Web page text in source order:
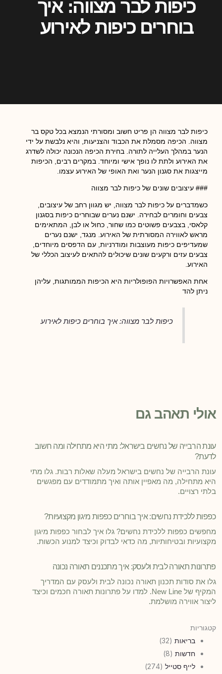
כיפות לבר מצווה: איך
בוחרים כיפות לאירוע
כיפות לבר מצווה הן פריט חשוב ומסורתי הנמצא בכל טקס בר
מצווה. הכיפה מסמלת את הכבוד והצניעות, והיא נלבשת על ידי
הנער במהלך העלייה לתורה. בחירת הכיפה הנכונה יכולה לשדרג
את האירוע ולתת לו נופך אישי ומיוחד. במקרים רבים, הכיפות
מייצגות את סגנון הנער ואת האופי של האירוע עצמו.
### עיצובים שונים של כיפות לבר מצווה
כשמדברים על כיפות לבר מצווה, יש מגוון רחב של עיצובים,
צבעים וחומרים לבחירה. ישנם נערים שבוחרים כיפות בסגנון
קלאסי, בצבעים פשוטים כמו שחור, כחול או לבן, המתאימים
מראש לאווירה המסורתית של האירוע. מנגד, ישנם נערים
שמעדיפים כיפות מעוצבות ומודרניות, עם הדפסים מיוחדים,
צבעים עזים ורקעים שונים שיכולים להתאים לעיצוב הכללי של
האירוע.
אחת האפשרויות הפופולריות היא הכיפות הממותגות, עליהן
ניתן להד
כיפות לבר מצווה: איך בוחרים כיפות לאירוע
אולי תאהב גם
עונת הרבייה של נחשים בישראל: מתי היא מתחילה ומה חשוב
לדעת?
עונת הרבייה של נחשים בישראל מעלה שאלות רבות. גלו מתי
היא מתחילה, מה מאפיין אותה ואיך מתמודדים עם מפגשים
בלתי רצויים.
כפפות ללכידת נחשים: איך בוחרים כפפות מיגון מקצועיות?
מחפשים כפפות ללכידת נחשים? גלו איך לבחור כפפות מיגון
מקצועיות ובטיחותיות, מה כדאי לבדוק וכיצד למנוע הכשות.
פתרונות תאורה לבית ולעסק: איך מתכננים תאורה נכונה
גלו את סודות תכנון תאורה נכונה לבית ולעסק עם המדריך
המקיף של New Line. למדו על פתרונות תאורה חכמים וכיצד
ליצור אווירה מושלמת.
קטגוריות
בריאות (32)
חדשות (8)
לייף סטייל (274)